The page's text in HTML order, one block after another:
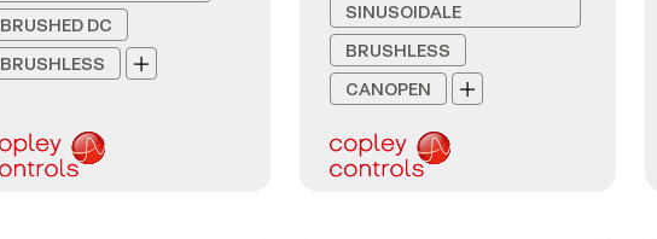
BRUSHED DC
BRUSHLESS
SINUSOIDALE
BRUSHLESS
CANOPEN